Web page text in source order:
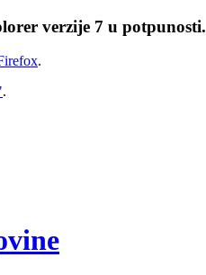
verzije 7 u potpunosti.
.
.